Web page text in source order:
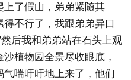
上了假山，弟弟紧随其
不行了，我跟弟弟异口
后我和弟弟站在石头上观
植物园全景尽收眼底，
喘吁吁地上来了，他们